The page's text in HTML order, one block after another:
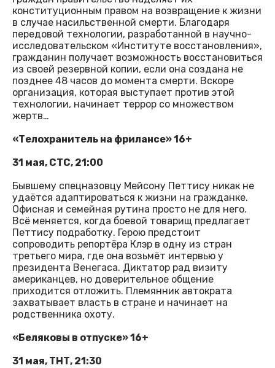
конституционным правом на возвращение к жизни
в случае насильственной смерти. Благодаря
передовой технологии, разработанной в научно-
исследовательском «Институте восстановления»,
гражданин получает возможность восстановиться
из своей резервной копии, если она создана не
позднее 48 часов до момента смерти. Вскоре
организация, которая выступает против этой
технологии, начинает террор со множеством
жертв…
«Телохранитель на фрилансе» 16+
31 мая, СТС, 21:00
Бывшему спецназовцу Мейсону Петтису никак не
удаётся адаптироваться к жизни на гражданке.
Офисная и семейная рутина просто не для него.
Всё меняется, когда боевой товарищ предлагает
Петтису подработку. Герою предстоит
сопроводить репортёра Клэр в одну из стран
третьего мира, где она возьмёт интервью у
президента Венегаса. Диктатор рад визиту
американцев, но доверительное общение
приходится отложить. Племянник автократа
захватывает власть в стране и начинает на
родственника охоту.
«Беляковы в отпуске» 16+
31 мая, ТНТ, 21:30